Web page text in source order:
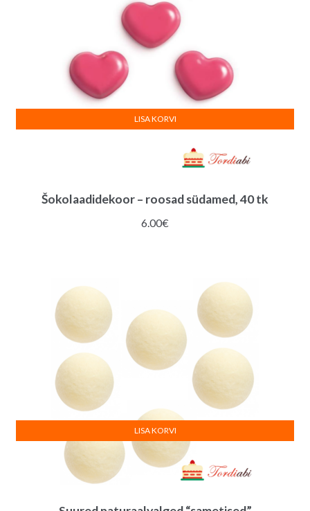
Šokolaadidekoor – roosad südamed, 40 tk
6.00€
LISA KORVI
LISA KORVI